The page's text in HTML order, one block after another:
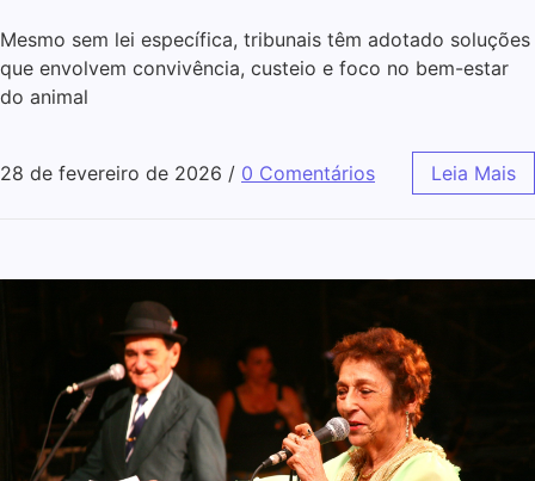
Mesmo sem lei específica, tribunais têm adotado soluções
que envolvem convivência, custeio e foco no bem-estar
do animal
28 de fevereiro de 2026 / 0 Comentários Leia Mais